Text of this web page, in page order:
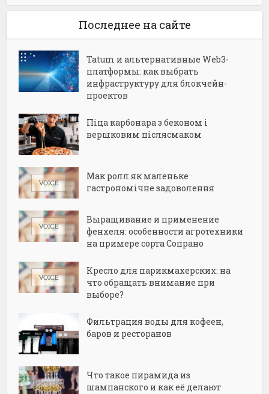
Последнее на сайте
Tatum и альтернативные Web3-
платформы: как выбрать
инфраструктуру для блокчейн-
проектов
Піца карбонара з беконом і
вершковим післясмаком
Мак ролл як маленьке
гастрономічне задоволення
Выращивание и применение
фенхеля: особенности агротехники
на примере сорта Сопрано
Кресло для парикмахерских: на
что обращать внимание при
выборе?
Фильтрация воды для кофеен,
баров и ресторанов
Что такое пирамида из
шампанского и как её делают